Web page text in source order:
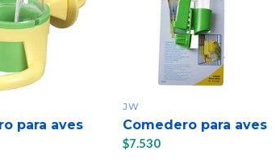
para aves
JW
Comedero para aves
$7.530